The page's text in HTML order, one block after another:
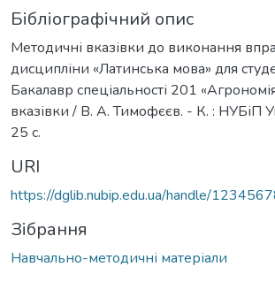
Бібліографічний опис
Методичні вказівки до виконання
дисципліни «Латинська мова» для
Бакалавр спеціальності 201
вказівки / В. А. Тимофєєв. - К. : НУБіП
25 с.
URI
https://dglib.nubip.edu.ua/handle/
Зібрання
Навчально-методичні матеріали